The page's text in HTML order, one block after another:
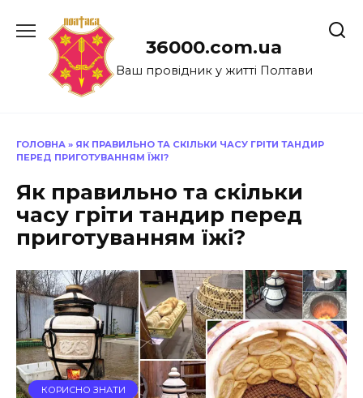
до
36000.com.ua
Ваш провідник у житті Полтави
ГОЛОВНА » ЯК ПРАВИЛЬНО ТА СКІЛЬКИ ЧАСУ ГРІТИ ТАНДИР
ПЕРЕД ПРИГОТУВАННЯМ ЇЖІ?
Як правильно та скільки
часу гріти тандир перед
приготуванням їжі?
КОРИСНО ЗНАТИ